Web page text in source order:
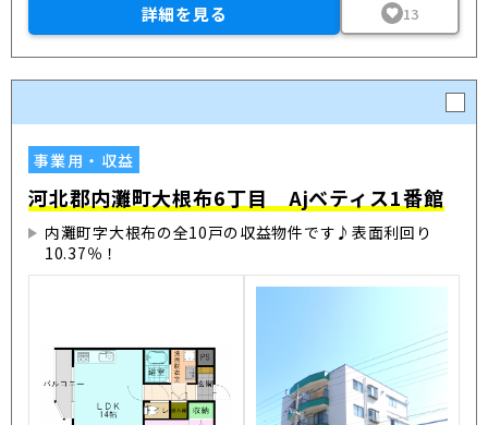
詳細を見る 13
事業用・収益
河北郡内灘町大根布6丁目 Ajベティス1番館
内灘町字大根布の全10戸の収益物件です♪表面利回り
10.37％！